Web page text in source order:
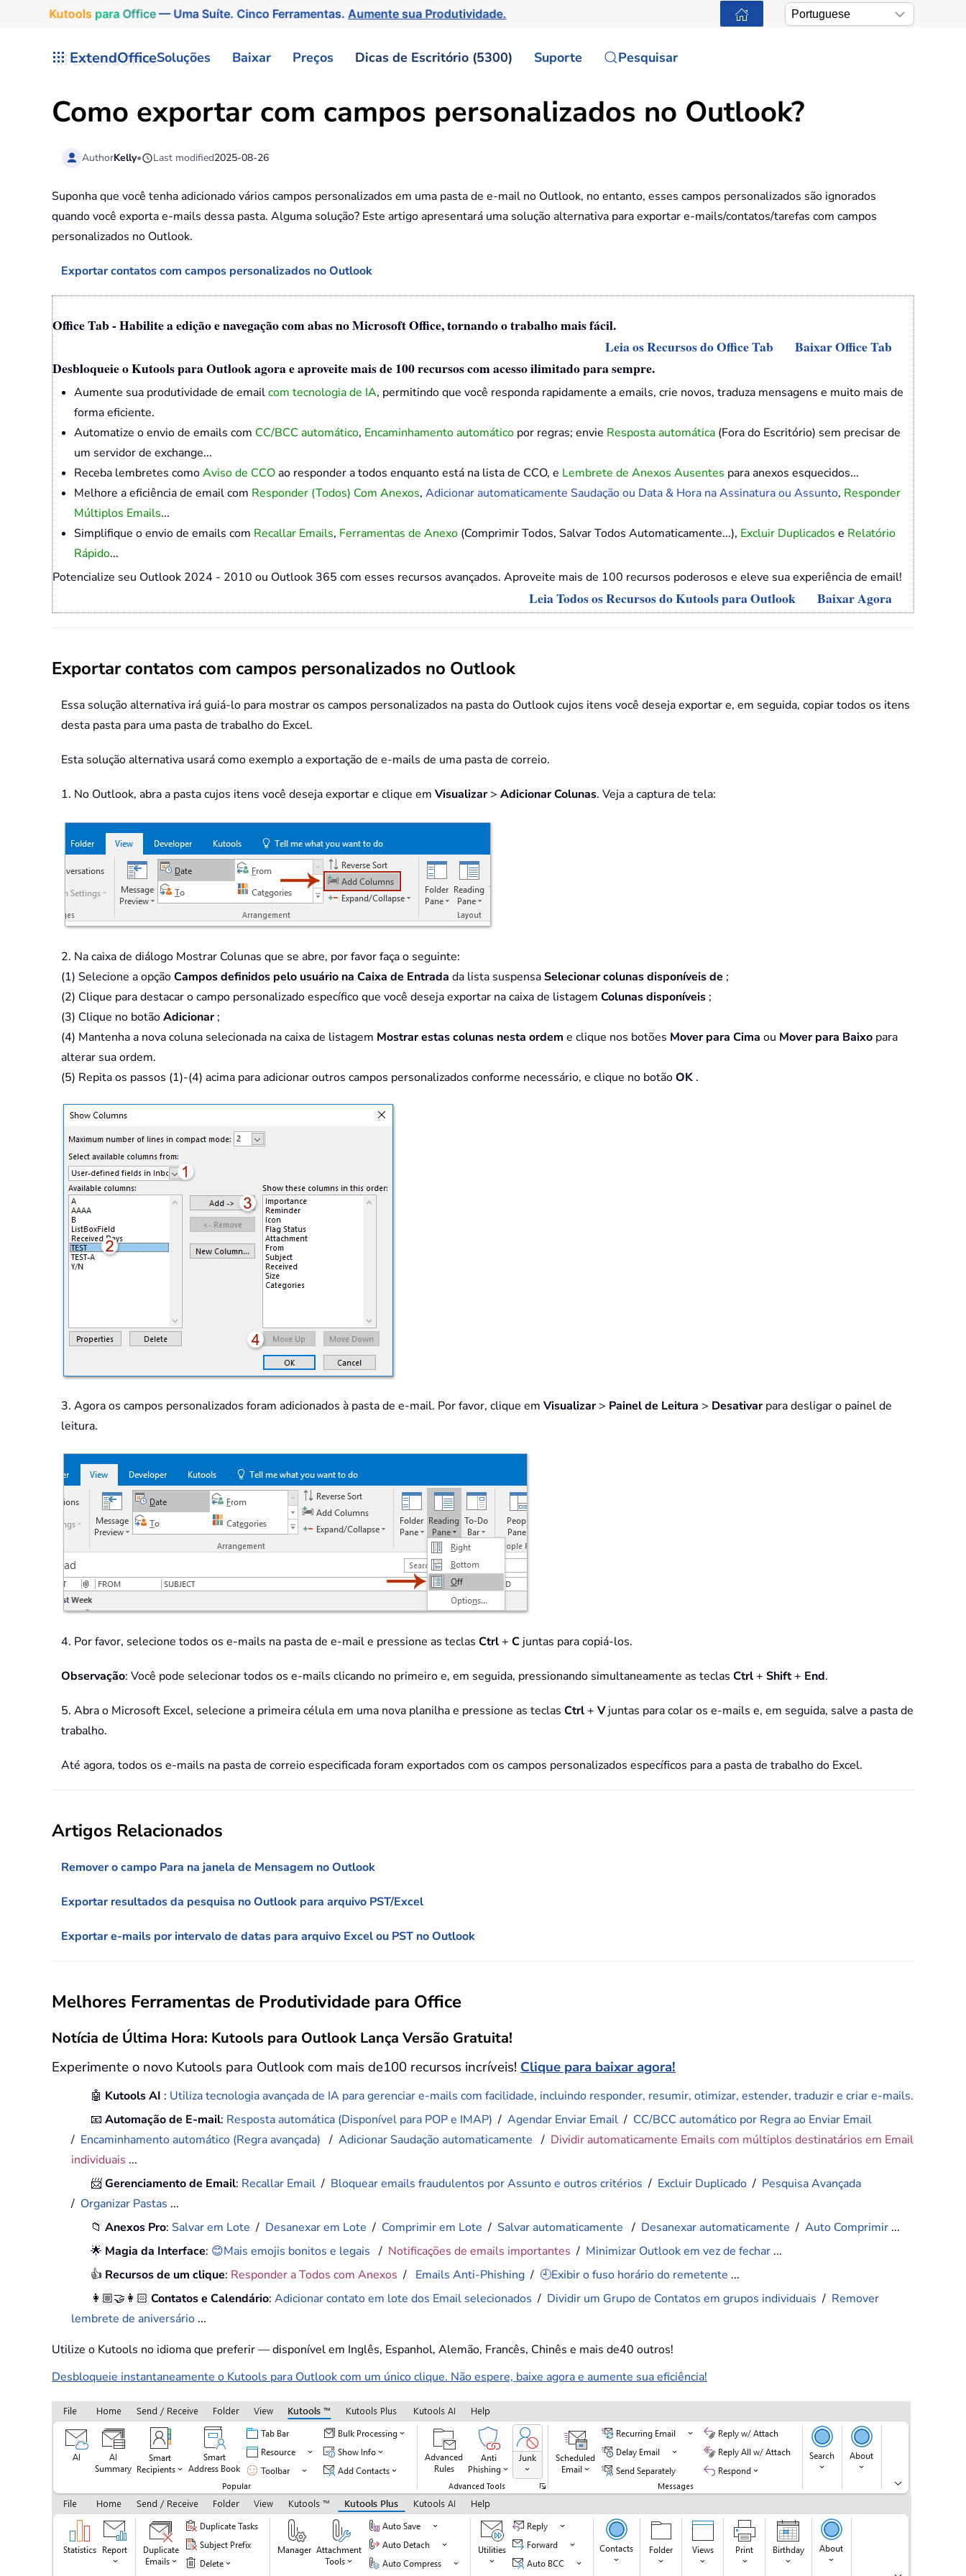
Kutoolspara Office— Uma Suíte. Cinco Ferramentas.Aumente sua Produtividade.
ExtendOfficeSoluções Baixar Preços Dicas de Escritório (5300) Suporte Pesquisar
Como exportar com campos personalizados no Outlook?
AuthorKelly• Last modified2025-08-26
Suponha que você tenha adicionado vários campos personalizados em uma pasta de e-mail no Outlook, no entanto, esses campos personalizados são ignorados
quando você exporta e-mails dessa pasta. Alguma solução? Este artigo apresentará uma solução alternativa para exportar e-mails/contatos/tarefas com campos
personalizados no Outlook.
Exportar contatos com campos personalizados no Outlook
Office Tab - Habilite a edição e navegação com abas no Microsoft Office, tornando o trabalho mais fácil.
Leia os Recursos do Office Tab
Baixar Office Tab
Desbloqueie o Kutools para Outlook agora e aproveite mais de 100 recursos com acesso ilimitado para sempre.
Aumente sua produtividade de emailcom tecnologia de IA, permitindo que você responda rapidamente a emails, crie novos, traduza mensagens e muito mais de
forma eficiente.
Automatize o envio de emails com CC/BCC automático, Encaminhamento automático por regras; envie Resposta automática (Fora do Escritório) sem precisar de
um servidor de exchange...
Receba lembretes comoAviso de CCOao responder a todos enquanto está na lista de CCO, e Lembrete de Anexos Ausentes para anexos esquecidos...
Melhore a eficiência de email com Responder (Todos) Com Anexos, Adicionar automaticamente Saudação ou Data & Hora na Assinatura ou Assunto, Responder
Múltiplos Emails...
Simplifique o envio de emails com Recallar Emails, Ferramentas de Anexo (Comprimir Todos, Salvar Todos Automaticamente...), Excluir Duplicados e Relatório
Rápido...
Potencialize seu Outlook 2024 - 2010 ou Outlook 365 com esses recursos avançados. Aproveite mais de 100 recursos poderosos e eleve sua experiência de email!
Leia Todos os Recursos do Kutools para Outlook Baixar Agora
Exportar contatos com campos personalizados no Outlook
Essa solução alternativa irá guiá-lo para mostrar os campos personalizados na pasta do Outlook cujos itens você deseja exportar e, em seguida, copiar todos os itens
desta pasta para uma pasta de trabalho do Excel.
Esta solução alternativa usará como exemplo a exportação de e-mails de uma pasta de correio.
1. No Outlook, abra a pasta cujos itens você deseja exportar e clique em Visualizar> Adicionar Colunas. Veja a captura de tela:
2. Na caixa de diálogo Mostrar Colunas que se abre, por favor faça o seguinte:
(1) Selecione a opçãoCampos definidos pelo usuário na Caixa de Entrada da lista suspensaSelecionar colunas disponíveis de ;
(2) Clique para destacar o campo personalizado específico que você deseja exportar na caixa de listagem Colunas disponíveis ;
(3) Clique no botãoAdicionar;
(4) Mantenha a nova coluna selecionada na caixa de listagem Mostrar estas colunas nesta ordem e clique nos botões Mover para Cima ou Mover para Baixo para
alterar sua ordem.
(5) Repita os passos (1)-(4) acima para adicionar outros campos personalizados conforme necessário, e clique no botãoOK .
3. Agora os campos personalizados foram adicionados à pasta de e-mail. Por favor, clique em Visualizar> Painel de Leitura > Desativarpara desligar o painel de
leitura.
4. Por favor, selecione todos os e-mails na pasta de e-mail e pressione as teclas Ctrl+ C juntas para copiá-los.
Observação: Você pode selecionar todos os e-mails clicando no primeiro e, em seguida, pressionando simultaneamente as teclas Ctrl+ Shift+ End.
5. Abra o Microsoft Excel, selecione a primeira célula em uma nova planilha e pressione as teclas Ctrl+ Vjuntas para colar os e-mails e, em seguida, salve a pasta de
trabalho.
Até agora, todos os e-mails na pasta de correio especificada foram exportados com os campos personalizados específicos para a pasta de trabalho do Excel.
Artigos Relacionados
Remover o campo Para na janela de Mensagem no Outlook
Exportar resultados da pesquisa no Outlook para arquivo PST/Excel
Exportar e-mails por intervalo de datas para arquivo Excel ou PST no Outlook
Melhores Ferramentas de Produtividade para Office
Notícia de Última Hora: Kutools para Outlook Lança Versão Gratuita!
Experimente o novo Kutools para Outlook com mais de100 recursos incríveis! Clique para baixar agora!
🤖 Kutools AI : Utiliza tecnologia avançada de IA para gerenciar e-mails com facilidade, incluindo responder, resumir, otimizar, estender, traduzir e criar e-mails.
📧Automação de E-mail: Resposta automática (Disponível para POP e IMAP) /Agendar Enviar Email / CC/BCC automático por Regra ao Enviar Email
/ Encaminhamento automático (Regra avançada) /Adicionar Saudação automaticamente / Dividir automaticamente Emails com múltiplos destinatários em Email
individuais ...
📨Gerenciamento de Email: Recallar Email / Bloquear emails fraudulentos por Assunto e outros critérios / Excluir Duplicado / Pesquisa Avançada
/ Organizar Pastas ...
📁Anexos Pro: Salvar em Lote / Desanexar em Lote / Comprimir em Lote / Salvar automaticamente / Desanexar automaticamente /Auto Comprimir ...
🌟 Magia da Interface: 😊Mais emojis bonitos e legais / Notificações de emails importantes / Minimizar Outlook em vez de fechar ...
👍 Recursos de um clique: Responder a Todos com Anexos / Emails Anti-Phishing / 🕘Exibir o fuso horário do remetente ...
👩🏼‍🤝‍👩🏻Contatos e Calendário:Adicionar contato em lote dos Email selecionados / Dividir um Grupo de Contatos em grupos individuais / Remover
lembrete de aniversário ...
Utilize o Kutools no idioma que preferir — disponível em Inglês, Espanhol, Alemão, Francês, Chinês e mais de40 outros!
Desbloqueie instantaneamente o Kutools para Outlook com um único clique. Não espere, baixe agora e aumente sua eficiência!